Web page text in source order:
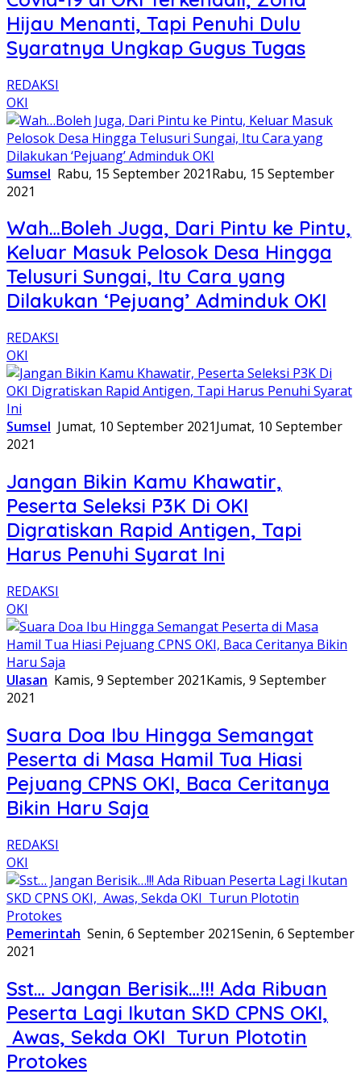
Hijau Menanti, Tapi Penuhi Dulu
Syaratnya Ungkap Gugus Tugas
REDAKSI
OKI
Sumsel Rabu, 15 September 2021Rabu, 15 September
2021
Wah…Boleh Juga, Dari Pintu ke Pintu,
Keluar Masuk Pelosok Desa Hingga
Telusuri Sungai, Itu Cara yang
Dilakukan ‘Pejuang’ Adminduk OKI
REDAKSI
OKI
Sumsel Jumat, 10 September 2021Jumat, 10 September
2021
Jangan Bikin Kamu Khawatir,
Peserta Seleksi P3K Di OKI
Digratiskan Rapid Antigen, Tapi
Harus Penuhi Syarat Ini
REDAKSI
OKI
Ulasan Kamis, 9 September 2021Kamis, 9 September
2021
Suara Doa Ibu Hingga Semangat
Peserta di Masa Hamil Tua Hiasi
Pejuang CPNS OKI, Baca Ceritanya
Bikin Haru Saja
REDAKSI
OKI
Pemerintah Senin, 6 September 2021Senin, 6 September
2021
Sst… Jangan Berisik…!!! Ada Ribuan
Peserta Lagi Ikutan SKD CPNS OKI,
Awas, Sekda OKI Turun Plototin
Protokes